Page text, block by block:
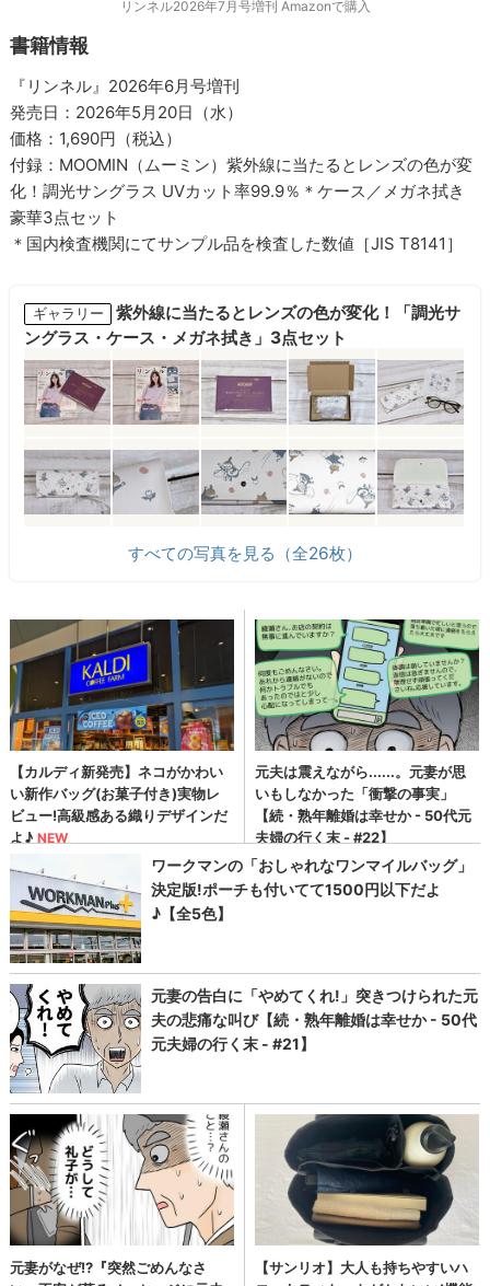
リンネル2026年7月号増刊 Amazonで購入
書籍情報
『リンネル』2026年6月号増刊
発売日：2026年5月20日（水）
価格：1,690円（税込）
付録：MOOMIN（ムーミン）紫外線に当たるとレンズの色が変
化！調光サングラス UVカット率99.9％＊ケース／メガネ拭き
豪華3点セット
＊国内検査機関にてサンプル品を検査した数値［JIS T8141］
ギャラリー
紫外線に当たるとレンズの色が変化！「調光サ
ングラス・ケース・メガネ拭き」3点セット
すべての写真を見る（全26枚）